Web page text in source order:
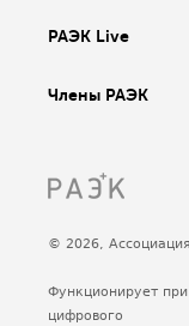
РАЭК Live
Члены РАЭК
© 2026,
Функционирует
цифрового